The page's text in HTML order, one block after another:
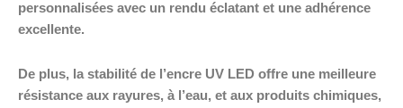
personnalisées avec un rendu éclatant et une adhérence
excellente.
De plus, la stabilité de l’encre UV LED offre une meilleure
résistance aux rayures, à l’eau, et aux produits chimiques,